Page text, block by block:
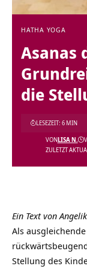
HATHA YOGA
Asanas
die
ZULETZT
VONLISA N.
LESEZEIT: 6 MIN
Ein Text von
Als
Stellung des